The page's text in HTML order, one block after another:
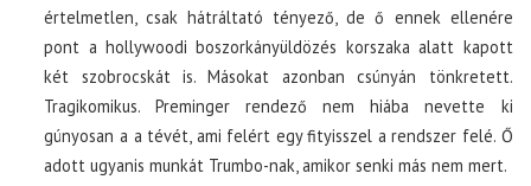
értelmetlen, csak hátráltató tényező, de ő ennek ellenére
pont a hollywoodi boszorkányüldözés korszaka alatt kapott
két szobrocskát is. Másokat azonban csúnyán tönkretett.
Tragikomikus. Preminger rendező nem hiába nevette ki
gúnyosan a a tévét, ami felért egy fityisszel a rendszer felé. Ő
adott ugyanis munkát Trumbo-nak, amikor senki más nem mert.